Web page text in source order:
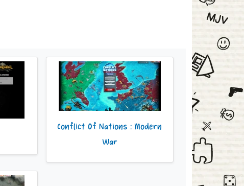
Conflict Of Nations : Modern
War